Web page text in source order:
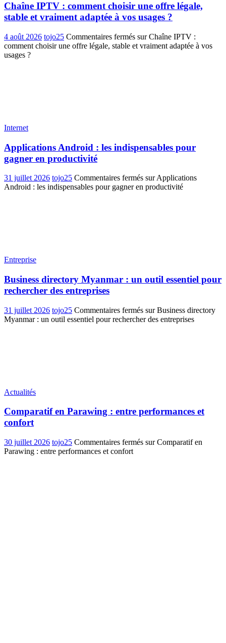
Chaîne IPTV : comment choisir une offre légale,
stable et vraiment adaptée à vos usages ?
4 août 2026 tojo25 Commentaires fermés sur Chaîne IPTV :
comment choisir une offre légale, stable et vraiment adaptée à vos
usages ?
Internet
Applications Android : les indispensables pour
gagner en productivité
31 juillet 2026 tojo25 Commentaires fermés sur Applications
Android : les indispensables pour gagner en productivité
Entreprise
Business directory Myanmar : un outil essentiel pour
rechercher des entreprises
31 juillet 2026 tojo25 Commentaires fermés sur Business directory
Myanmar : un outil essentiel pour rechercher des entreprises
Actualités
Comparatif en Parawing : entre performances et
confort
30 juillet 2026 tojo25 Commentaires fermés sur Comparatif en
Parawing : entre performances et confort